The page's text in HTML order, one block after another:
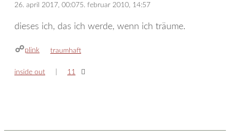
26. april 2017, 00:075. februar 2010, 14:57
dieses ich, das ich werde, wenn ich träume.
plink kategorien
traumhaft
inside out 11